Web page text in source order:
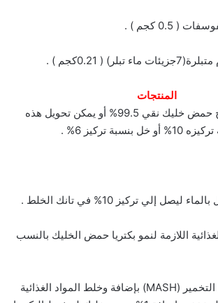
( 0.5 كجم ) .
( 0.21كجم ) .
المنتجات
يقوم المشروع بإنتاج حمض خليك نقي 99.5% أو يمكن تحويل هذه
تركيز 6% .
إلي تركيز 10% في تانك الخلط .
اللازمة لنمو بكتريا حمض الخليك بالنسب
– يتم تحضير محلول التخمير (MASH) بإضافة وخلط المواد الغذائية